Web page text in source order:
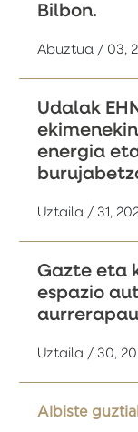
Bilbon.
Abuztua / 03,
Udalak
energia
Uztaila / 31,
Gazte eta
espazio
Uztaila / 30,
Albiste